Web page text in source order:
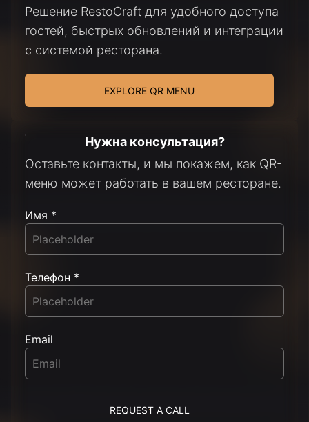
Решение RestoCraft для удобного доступа
гостей, быстрых обновлений и интеграции
с системой ресторана.
EXPLORE QR MENU
Нужна консультация?
Оставьте контакты, и мы покажем, как QR-
меню может работать в вашем ресторане.
Имя *
Телефон *
Email
REQUEST A CALL